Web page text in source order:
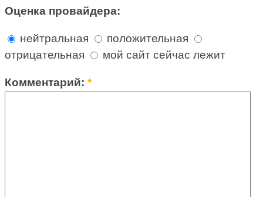
Оценка провайдера:
нейтральная
положительная
отрицательная
мой сайт сейчас лежит
Комментарий:*